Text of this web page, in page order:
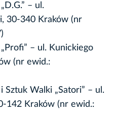
– ul.
30-340 Kraków (nr
– ul. Kunickiego
(nr ewid.:
Sztuk Walki „Satori” – ul.
142 Kraków (nr ewid.: